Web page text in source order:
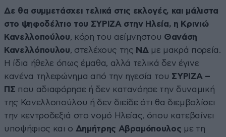
Δε θα συμμετάσχει τελικά στις εκλογές, και μάλιστα
στο ψηφοδέλτιο του ΣΥΡΙΖΑ στην Ηλεία, η Κρινιώ
Κανελλοπούλου, κόρη του αείμνηστου Θανάση
Κανελλόπουλου, στελέχους της ΝΔ με μακρά πορεία.
Η ίδια ήθελε όπως έμαθα, αλλά τελικά δεν έγινε
κανένα τηλεφώνημα από την ηγεσία του ΣΥΡΙΖΑ –
ΠΣ που αδιαφόρησε ή δεν κατανόησε την δυναμική
της Κανελλοπούλου ή δεν διείδε ότι θα διεμβολίσει
την κεντροδεξιά στο νομό Ηλείας, όπου κατεβαίνει
υποψήφιος και ο Δημήτρης Αβραμόπουλος με τη